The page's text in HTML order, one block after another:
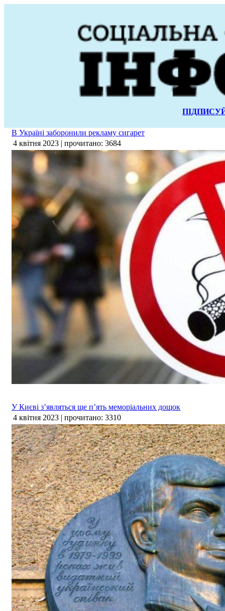
В Україні заборонили рекламу сигарет
4 квітня 2023 | прочитано: 3684
У Києві з’являться ще п’ять меморіальних дощок
4 квітня 2023 | прочитано: 3310